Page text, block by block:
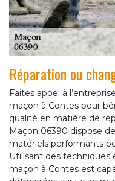
Réparation ou
Faites appel à
maçon à Contes pour
qualité en matière de
Maçon 06390 dispose
matériels performants
Utilisant des
maçon à Contes est